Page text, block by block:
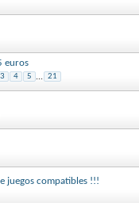
euros
3 4 5 ... 21
juegos compatibles !!!